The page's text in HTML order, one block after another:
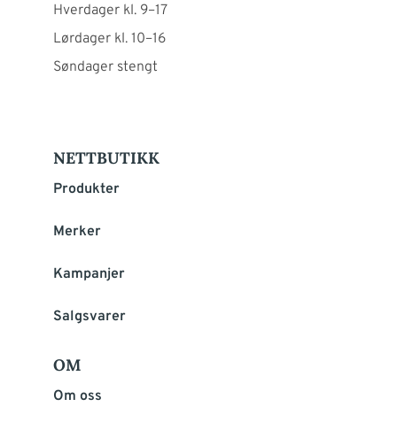
Hverdager kl. 9–17
Lørdager kl. 10–16
Søndager stengt
NETTBUTIKK
Produkter
Merker
Kampanjer
Salgsvarer
OM
Om oss